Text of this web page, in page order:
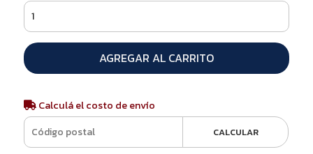
AGREGAR AL CARRITO
Calculá el costo de envío
CALCULAR